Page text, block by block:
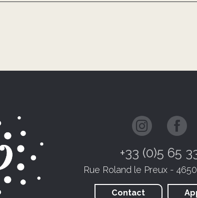
+33 (0)5 65
Rue Roland le Preux -
Contact